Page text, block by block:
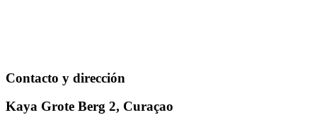
Contacto y dirección
Kaya Grote Berg 2, Curaçao